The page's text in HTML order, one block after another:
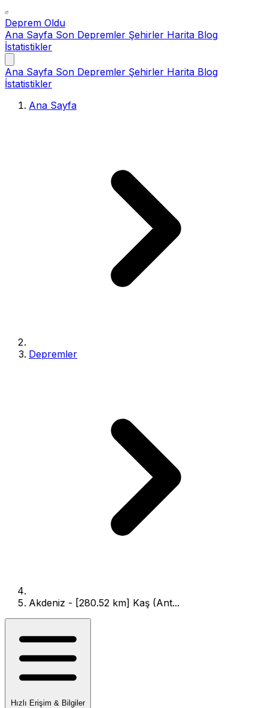
Deprem Oldu
Ana Sayfa Son Depremler Şehirler Harita Blog
İstatistikler
Ana Sayfa Son Depremler Şehirler Harita Blog
İstatistikler
Ana Sayfa
Depremler
Akdeniz - [280.52 km] Kaş (Ant...
Hızlı Erişim & Bilgiler